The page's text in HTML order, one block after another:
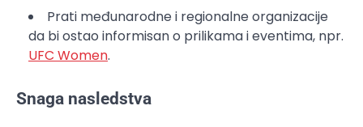
Prati međunarodne i regionalne organizacije
da bi ostao informisan o prilikama i eventima, npr.
UFC Women.
Snaga nasledstva